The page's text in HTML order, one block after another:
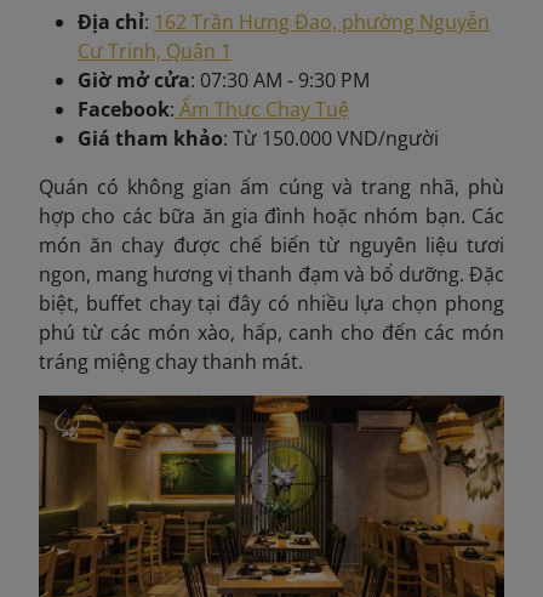
Địa chỉ: 162 Trần Hưng Đạo, phường Nguyễn
Cư Trinh, Quận 1
Giờ mở cửa: 07:30 AM - 9:30 PM
Facebook: Ẩm Thực Chay Tuệ
Giá tham khảo: Từ 150.000 VND/người
Quán có không gian ấm cúng và trang nhã, phù
hợp cho các bữa ăn gia đình hoặc nhóm bạn. Các
món ăn chay được chế biến từ nguyên liệu tươi
ngon, mang hương vị thanh đạm và bổ dưỡng. Đặc
biệt, buffet chay tại đây có nhiều lựa chọn phong
phú từ các món xào, hấp, canh cho đến các món
tráng miệng chay thanh mát.